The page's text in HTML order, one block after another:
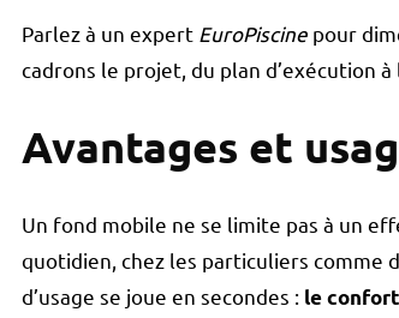
Parlez à un expert EuroPiscine pour
cadrons le projet, du plan d’exécution à
Avantages et
Un fond mobile ne se limite pas à un
quotidien, chez les particuliers comme
d’usage se joue en secondes : le